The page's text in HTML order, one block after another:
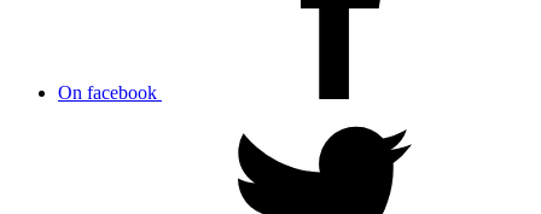
On facebook